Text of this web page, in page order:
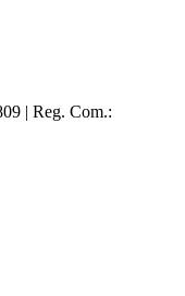
| Reg. Com.: